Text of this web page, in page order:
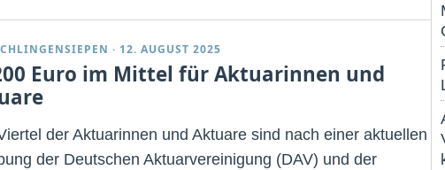
· 12. AUGUST 2025
Euro im Mittel für Aktuarinnen und
der Aktuarinnen und Aktuare sind nach einer aktuellen
der Deutschen Aktuarvereinigung (DAV) und der